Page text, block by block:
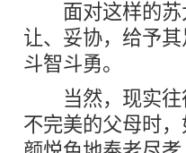
面对这样的苏
让、妥协，给予
斗智斗勇。
当然，现实往
不完美的父母时